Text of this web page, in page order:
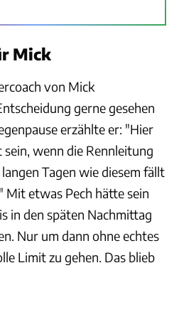
Mick
von Mick
gerne gesehen
erzählte er: "Hier
wenn die Rennleitung
Tagen wie diesem fällt
Mit etwas Pech hätte sein
in den späten Nachmittag
Nur um dann ohne echtes
Limit zu gehen. Das blieb